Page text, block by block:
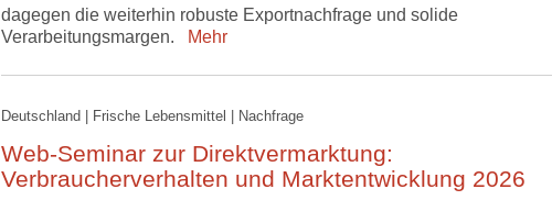
dagegen die weiterhin robuste Exportnachfrage und solide
Verarbeitungsmargen.
Mehr
Deutschland | Frische Lebensmittel | Nachfrage
Web-Seminar zur Direktvermarktung:
Verbraucherverhalten und Marktentwicklung 2026